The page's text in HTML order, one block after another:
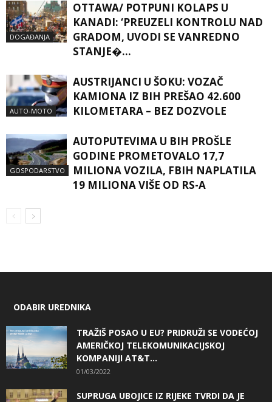
DOGAĐANJA
OTTAWA/ POTPUNI KOLAPS U
KANADI: ‘PREUZELI KONTROLU NAD
GRADOM, UVODI SE VANREDNO
STANJE�…
AUTO-MOTO
AUSTRIJANCI U ŠOKU: VOZAČ
KAMIONA IZ BIH PREŠAO 42.600
KILOMETARA – BEZ DOZVOLE
GOSPODARSTVO
AUTOPUTEVIMA U BIH PROŠLE
GODINE PROMETOVALO 17,7
MILIONA VOZILA, FBIH NAPLATILA
19 MILIONA VIŠE OD RS-A
ODABIR UREDNIKA
TRAŽIŠ POSAO U EU? PRIDRUŽI SE VODEĆOJ
AMERIČKOJ TELEKOMUNIKACIJSKOJ
KOMPANIJI AT&T...
01/03/2022
SUPRUGA UBOJICE IZ RIJEKE TVRDI DA JE